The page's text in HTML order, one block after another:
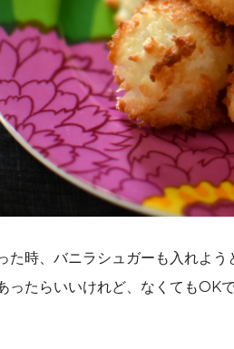
た時、バニラシュガーも入れよ
ったらいいけれど、なくてもOK